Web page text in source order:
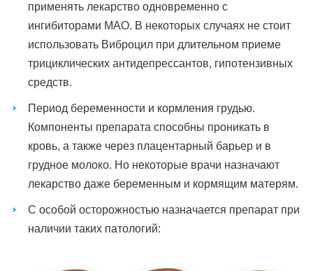
применять лекарство одновременно с
ингибиторами МАО. В некоторых случаях не стоит
использовать Виброцил при длительном приеме
трициклических антидепрессантов, гипотензивных
средств.
Период беременности и кормления грудью.
Компоненты препарата способны проникать в
кровь, а также через плацентарный барьер и в
грудное молоко. Но некоторые врачи назначают
лекарство даже беременным и кормящим матерям.
С особой осторожностью назначается препарат при
наличии таких патологий: